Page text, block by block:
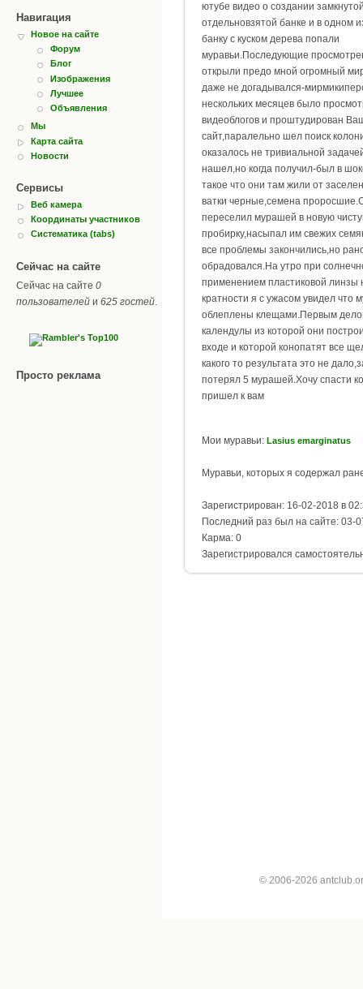
Навигация
Новое на сайте
Форум
Блог
Изображения
Лучшее
Объявления
Мы
Карта сайта
Новости
Сервисы
Веб камера
Координаты участников
Систематика (tabs)
Сейчас на сайте
Сейчас на сайте 0
пользователей и 625 гостей.
Просто реклама
ютубе видео о создании
отдельновзятой банке и в одном
банку с куском дерева попали
муравьи.Последующие
открыли предо мной огромный
даже не догадывался-
нескольких месяцев было
видеоблогов и проштудирован
сайт,паралельно шел поиск
оказалось не тривиальной
нашел,но когда получил-был в
такое что они там жили от
ватки черные,семена
переселил мурашей в новую
пробирку,насыпал им свежих
все проблемы закончились,но
обрадовался.На утро при
применением пластиковой линзы
кратности я с ужасом увидел что
облеплены клещами.Первым
календулы из которой они
входе и которой конопатят все
какого то результата это не
потерял 5 мурашей.Хочу спасти
пришел к вам
Мои муравьи: Lasius emarginatus
Муравьи, которых я содержал
Зарегистрирован: 16-02-2018 в
Последний раз был на сайте: 03-
Карма: 0
Зарегистрировался
© 2006-2026